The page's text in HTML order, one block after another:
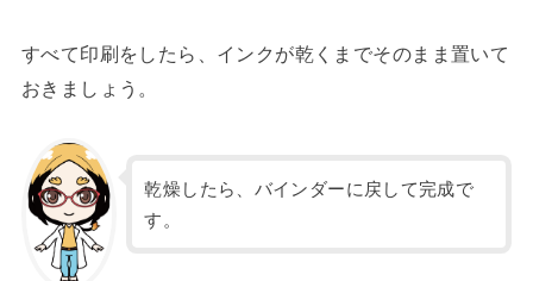
すべて印刷をしたら、インクが乾くまでそのまま置いて
おきましょう。
乾燥したら、バインダーに戻して完成で
す。